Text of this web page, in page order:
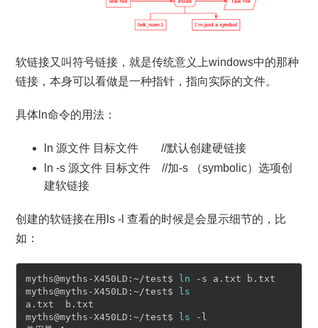
软链接又叫符号链接，就是传统意义上windows中的那种
链接，本身可以看做是一种指针，指向实际的文件。
具体ln命令的用法：
ln 源文件 目标文件 //默认创建硬链接
ln -s 源文件 目标文件 //加-s （symbolic）选项创
建软链接
创建的软链接在用ls -l 查看的时候是会显示细节的，比
如：
myths@myths-X450LD:~/test$ ln -s a.txt b.txt
myths@myths-X450LD:~/test$
ls
a.txt  b.txt
myths@myths-X450LD:~/test$
ls -l